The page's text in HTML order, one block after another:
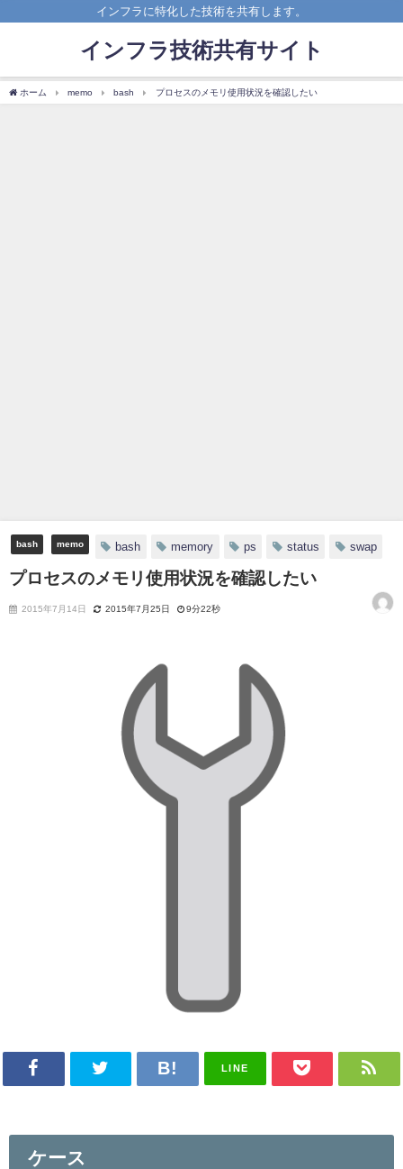
インフラに特化した技術を共有します。
インフラ技術共有サイト
ホーム memo bash プロセスのメモリ使用状況を確認したい
bash memo bash memory ps status swap
プロセスのメモリ使用状況を確認したい
2015年7月14日 2015年7月25日 9分22秒
LINE
ケース